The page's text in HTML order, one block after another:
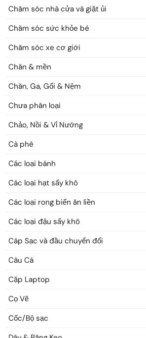
Chăm sóc nhà cửa và giặt ủi
Chăm sóc sức khỏe bé
Chăm sóc xe cơ giới
Chăn & mền
Chăn, Ga, Gối & Nệm
Chưa phân loại
Chảo, Nồi & Vỉ Nướng
Cà phê
Các loại bánh
Các loại hạt sấy khô
Các loại rong biển ăn liền
Các loại đậu sấy khô
Cáp Sạc và đầu chuyển đổi
Câu Cá
Cặp Laptop
Cọ Vẽ
Cốc/Bộ sạc